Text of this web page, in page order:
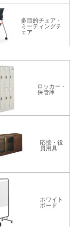
多目的チェア・
ミーティングチ
ェア
ロッカー・
保管庫
応接・役
員用具
ホワイト
ボード